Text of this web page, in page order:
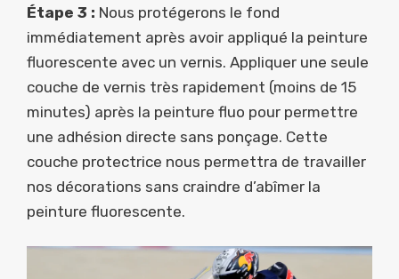
Étape 3 : Nous protégerons le fond
immédiatement après avoir appliqué la peinture
fluorescente avec un vernis. Appliquer une seule
couche de vernis très rapidement (moins de 15
minutes) après la peinture fluo pour permettre
une adhésion directe sans ponçage. Cette
couche protectrice nous permettra de travailler
nos décorations sans craindre d’abîmer la
peinture fluorescente.